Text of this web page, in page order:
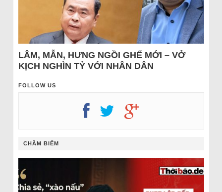
LÂM, MẪN, HƯNG NGỒI GHẾ MỚI – VỞ
KỊCH NGHÌN TỶ VỚI NHÂN DÂN
FOLLOW US
CHÂM BIẾM